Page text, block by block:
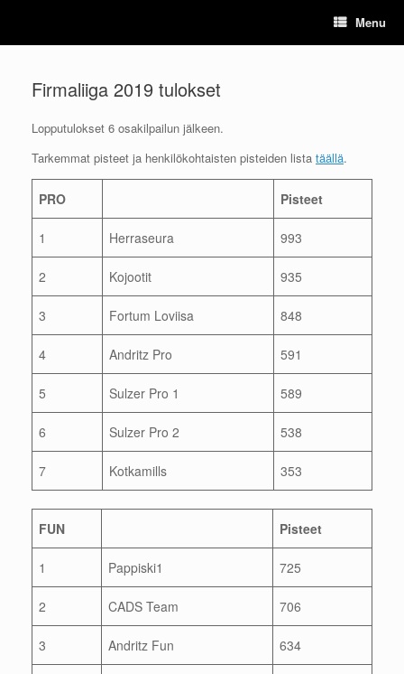
content
Menu
Firmaliiga 2019 tulokset
Lopputulokset 6 osakilpailun jälkeen.
Tarkemmat pisteet ja henkilökohtaisten pisteiden lista täällä.
PRO Pisteet
1 Herraseura 993
2 Kojootit 935
3 Fortum Loviisa 848
4 Andritz Pro 591
5 Sulzer Pro 1 589
6 Sulzer Pro 2 538
7 Kotkamills 353
FUN Pisteet
1 Pappiski1 725
2 CADS Team 706
3 Andritz Fun 634